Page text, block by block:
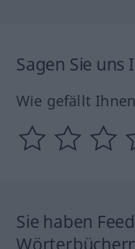
Sagen Sie
Wie gefällt
Sie haben